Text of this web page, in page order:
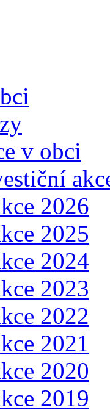
v obci
2026
2025
2024
2023
2022
2021
2020
2019